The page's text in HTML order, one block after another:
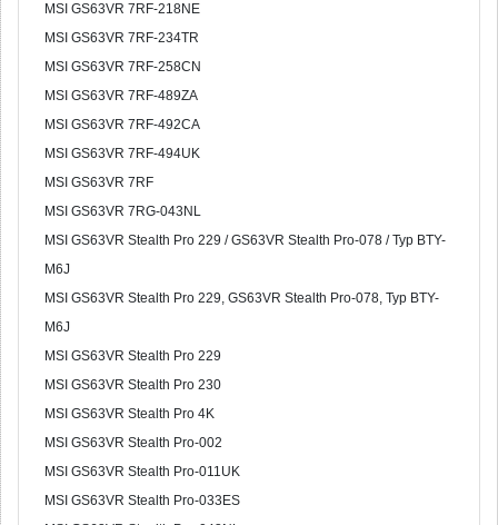
MSI GS63VR 7RF-218NE
MSI GS63VR 7RF-234TR
MSI GS63VR 7RF-258CN
MSI GS63VR 7RF-489ZA
MSI GS63VR 7RF-492CA
MSI GS63VR 7RF-494UK
MSI GS63VR 7RF
MSI GS63VR 7RG-043NL
MSI GS63VR Stealth Pro 229 / GS63VR Stealth Pro-078 / Typ BTY-
M6J
MSI GS63VR Stealth Pro 229, GS63VR Stealth Pro-078, Typ BTY-
M6J
MSI GS63VR Stealth Pro 229
MSI GS63VR Stealth Pro 230
MSI GS63VR Stealth Pro 4K
MSI GS63VR Stealth Pro-002
MSI GS63VR Stealth Pro-011UK
MSI GS63VR Stealth Pro-033ES